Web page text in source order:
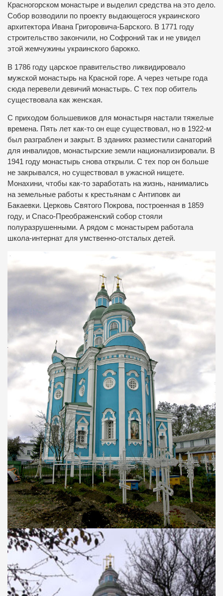
Красногорском монастыре и выделил средства на это дело.
Собор возводили по проекту выдающегося украинского
архитектора Ивана Григоровича-Барского. В 1771 году
строительство закончили, но Софроний так и не увидел
этой жемчужины украинского барокко.
В 1786 году царское правительство ликвидировало
мужской монастырь на Красной горе. А через четыре года
сюда перевели девичий монастырь. С тех пор обитель
существовала как женская.
С приходом большевиков для монастыря настали тяжелые
времена. Пять лет как-то он еще существовал, но в 1922-м
был разграблен и закрыт. В зданиях разместили санаторий
для инвалидов, монастырские земли национализировали. В
1941 году монастырь снова открыли. С тех пор он больше
не закрывался, но существовал в ужасной нищете.
Монахини, чтобы как-то заработать на жизнь, нанимались
на земельные работы к крестьянам с Антиповк аи
Бакаевки. Церковь Святого Покрова, построенная в 1859
году, и Спасо-Преображенский собор стояли
полуразрушенными. А рядом с монастырем работала
школа-интернат для умственно-отсталых детей.